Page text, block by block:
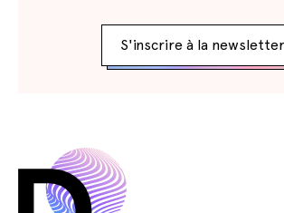
S'inscrire à la newsletter